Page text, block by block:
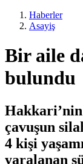
Haberler
Asayiş
Bir aile
bulundu
çavuşun
4 kişi
yaralanan